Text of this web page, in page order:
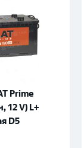
Prime
12 V) L+
D5